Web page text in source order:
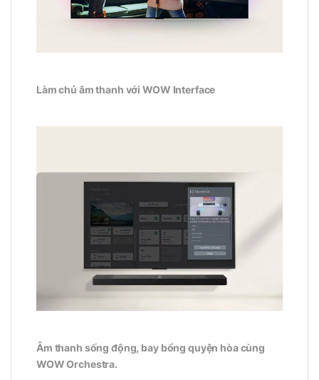
Làm chủ âm thanh với WOW Interface
Âm thanh sống động, bay bổng quyện hòa cùng
WOW Orchestra.